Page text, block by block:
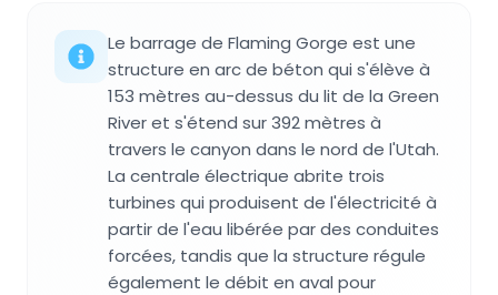
Le barrage de Flaming Gorge est une
structure en arc de béton qui s'élève à
153 mètres au-dessus du lit de la Green
River et s'étend sur 392 mètres à
travers le canyon dans le nord de l'Utah.
La centrale électrique abrite trois
turbines qui produisent de l'électricité à
partir de l'eau libérée par des conduites
forcées, tandis que la structure régule
également le débit en aval pour